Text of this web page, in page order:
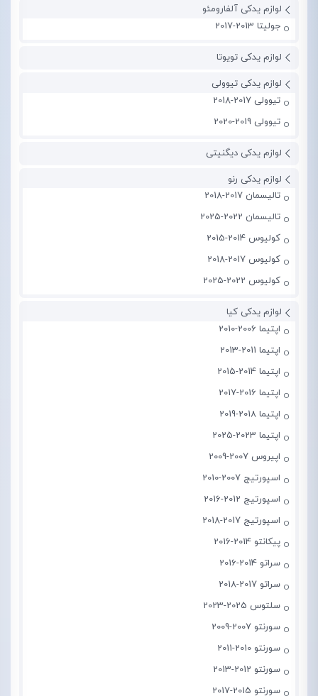
لوازم یدکی آلفارومئو
جولیتا 2013-2017
لوازم یدکی تویوتا
لوازم یدکی تیوولی
تیوولی 2017-2018
تیوولی 2019-2020
لوازم یدکی دیگنیتی
لوازم یدکی رنو
تالیسمان 2017-2018
تالیسمان 2022-2025
کولیوس 2014-2015
کولیوس 2017-2018
کولیوس 2022-2025
لوازم یدکی کیا
اپتیما 2006-2010
اپتیما 2011-2013
اپتیما 2014-2015
اپتیما 2016-2017
اپتیما 2018-2019
اپتیما 2023-2025
اپیروس 2007-2009
اسپورتیج 2007-2010
اسپورتیج 2012-2016
اسپورتیج 2017-2018
پیکانتو 2014-2016
سراتو 2014-2016
سراتو 2017-2018
سلتوس 2025-2023
سورنتو 2007-2009
سورنتو 2010-2011
سورنتو 2012-2013
سورنتو 2015-2017